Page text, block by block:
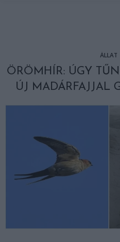
ÁLLAT
ÖRÖMHÍR: ÚGY
ÚJ MADÁRFAJJAL